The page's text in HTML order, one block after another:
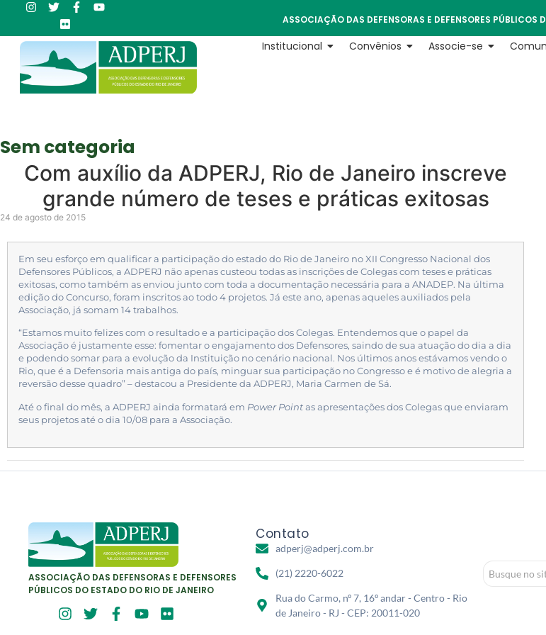
ASSOCIAÇÃO DAS DEFENSORAS E DEFENSORES PÚBLICOS
Institucional Convênios Associe-se
Sem categoria
Com auxílio da ADPERJ, Rio de Janeiro inscreve
grande número de teses e práticas exitosas
24 de agosto de 2015
Em seu esforço em qualificar a participação do estado do Rio de Janeiro no XII Congresso Nacional dos
Defensores Públicos, a ADPERJ não apenas custeou todas as inscrições de Colegas com teses e práticas
exitosas, como também as enviou junto com toda a documentação necessária para a ANADEP. Na última
edição do Concurso, foram inscritos ao todo 4 projetos. Já este ano, apenas aqueles auxiliados pela
Associação, já somam 14 trabalhos.
“Estamos muito felizes com o resultado e a participação dos Colegas. Entendemos que o papel da
Associação é justamente esse: fomentar o engajamento dos Defensores, saindo de sua atuação do dia a dia
e podendo somar para a evolução da Instituição no cenário nacional. Nos últimos anos estávamos vendo o
Rio, que é a Defensoria mais antiga do país, minguar sua participação no Congresso e é motivo de alegria a
reversão desse quadro” – destacou a Presidente da ADPERJ, Maria Carmen de Sá.
Até o final do mês, a ADPERJ ainda formatará em Power Point as apresentações dos Colegas que enviaram
seus projetos até o dia 10/08 para a Associação.
ASSOCIAÇÃO DAS DEFENSORAS E DEFENSORES
PÚBLICOS DO ESTADO DO RIO DE JANEIRO
Contato
adperj@adperj.com.br
(21) 2220-6022
Rua do Carmo, nº 7, 16º andar - Centro - Rio
de Janeiro - RJ - CEP: 20011-020